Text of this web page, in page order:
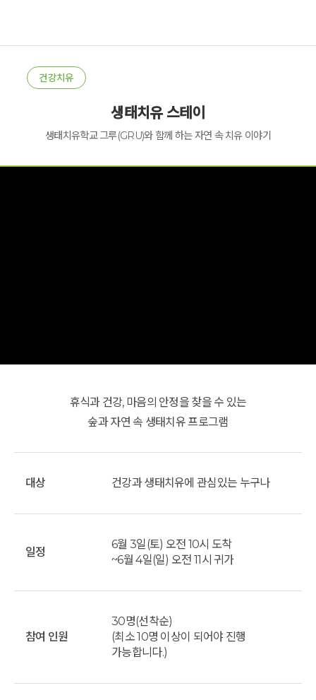
건강치유
생태치유 스테이
생태치유학교 그루(GRU)와 함께 하는 자연 속 치유 이야기
휴식과 건강, 마음의 안정을 찾을 수 있는
숲과 자연 속 생태치유 프로그램
대상 건강과 생태치유에 관심있는 누구나
일정
6월 3일(토) 오전 10시 도착
~6월 4일(일) 오전 11시 귀가
참여 인원
30명(선착순)
(최소 10명 이상이 되어야 진행
가능합니다.)